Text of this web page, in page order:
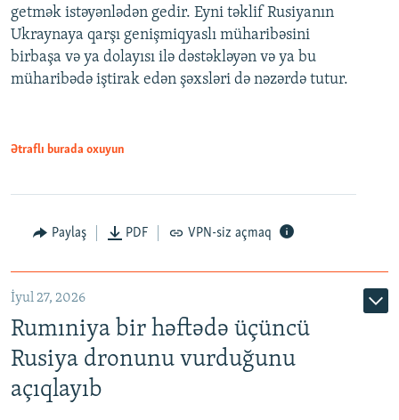
getmək istəyənlədən gedir. Eyni təklif Rusiyanın
Ukraynaya qarşı genişmiqyaslı müharibəsini
birbaşa və ya dolayısı ilə dəstəkləyən və ya bu
müharibədə iştirak edən şəxsləri də nəzərdə tutur.
Ətraflı burada oxuyun
Paylaş PDF VPN-siz açmaq
İyul 27, 2026
Rumıniya bir həftədə üçüncü
Rusiya dronunu vurduğunu
açıqlayıb